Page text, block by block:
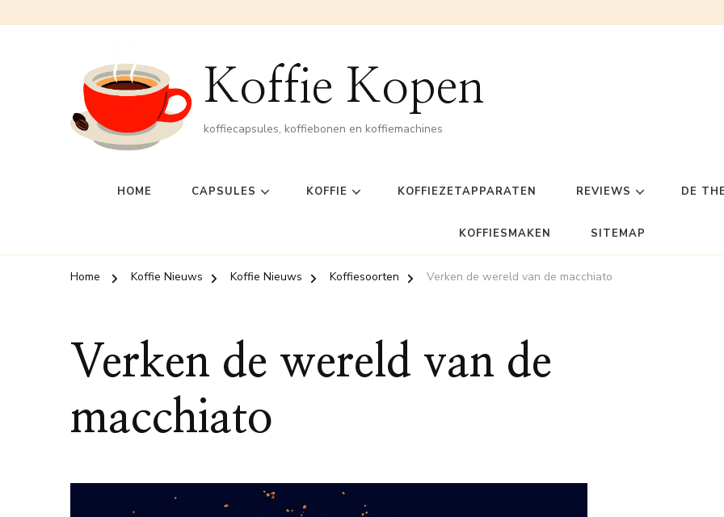
Koffie Kopen
koffiecapsules, koffiebonen en koffiemachines
HOME CAPSULES KOFFIE KOFFIEZETAPPARATEN REVIEWS DE
KOFFIESMAKEN SITEMAP
Home Koffie Nieuws Koffie Nieuws Koffiesoorten Verken de wereld van de macchiato
Verken de wereld van de
macchiato